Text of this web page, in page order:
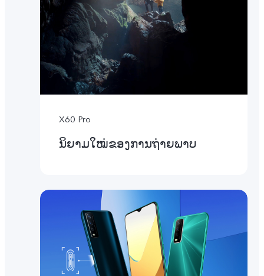
X60 Pro
ນິຍາມໃໝ່ຂອງການຖ່າຍພາບ